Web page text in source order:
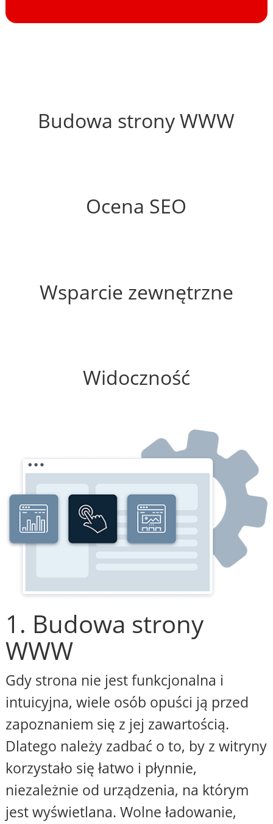
Budowa strony WWW
Ocena SEO
Wsparcie zewnętrzne
Widoczność
1. Budowa strony
WWW
Gdy strona nie jest funkcjonalna i
intuicyjna, wiele osób opuści ją przed
zapoznaniem się z jej zawartością.
Dlatego należy zadbać o to, by z witryny
korzystało się łatwo i płynnie,
niezależnie od urządzenia, na którym
jest wyświetlana. Wolne ładowanie,